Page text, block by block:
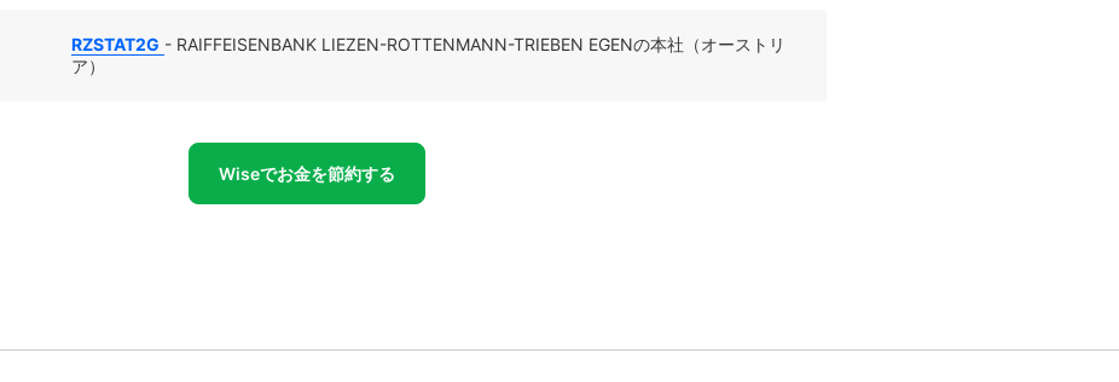
RZSTAT2G - RAIFFEISENBANK LIEZEN-ROTTENMANN-TRIEBEN EGENの本社（オーストリ
ア）
Wiseでお金を節約する